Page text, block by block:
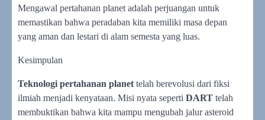
Mengawal pertahanan planet adalah perjuangan untuk
memastikan bahwa peradaban kita memiliki masa depan
yang aman dan lestari di alam semesta yang luas.
Kesimpulan
Teknologi pertahanan planet telah berevolusi dari fiksi
ilmiah menjadi kenyataan. Misi nyata seperti DART telah
membuktikan bahwa kita mampu mengubah jalur asteroid